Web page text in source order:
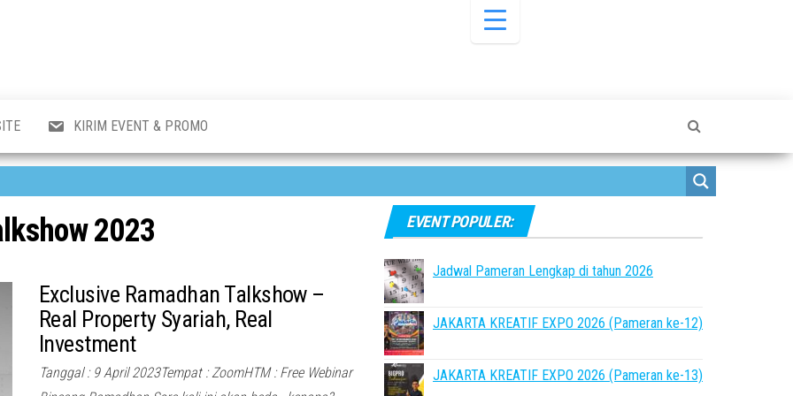
&
KIRIM EVENT & PROMO
2023
Exclusive Ramadhan Talkshow –
Real Property Syariah, Real
Investment
Tanggal : 9 April 2023Tempat : ZoomHTM : Free Webinar
EVENT POPULER:
Jadwal Pameran Lengkap di tahun 2026
JAKARTA KREATIF EXPO 2026 (Pameran ke-12)
JAKARTA KREATIF EXPO 2026 (Pameran ke-13)